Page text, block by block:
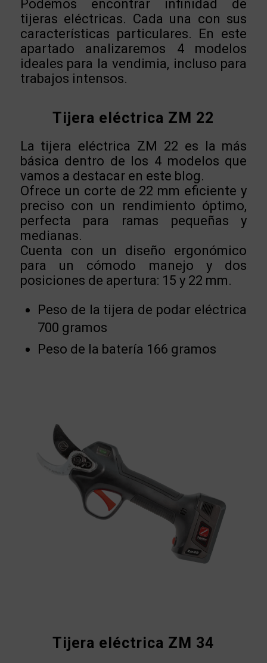
Podemos encontrar infinidad de
tijeras eléctricas. Cada una con sus
características particulares. En este
apartado analizaremos 4 modelos
ideales para la vendimia, incluso para
trabajos intensos.
Tijera eléctrica ZM 22
La tijera eléctrica ZM 22 es la más
básica dentro de los 4 modelos que
vamos a destacar en este blog.
Ofrece un corte de 22 mm eficiente y
preciso con un rendimiento óptimo,
perfecta para ramas pequeñas y
medianas.
Cuenta con un diseño ergonómico
para un cómodo manejo y dos
posiciones de apertura: 15 y 22 mm.
Peso de la tijera de podar eléctrica
700 gramos
Peso de la batería 166 gramos
Tijera eléctrica ZM 34